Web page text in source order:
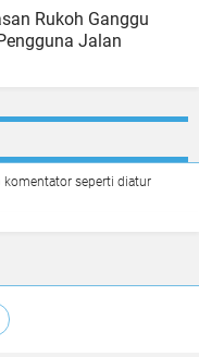
Rukoh Ganggu
Jalan
komentator seperti diatur